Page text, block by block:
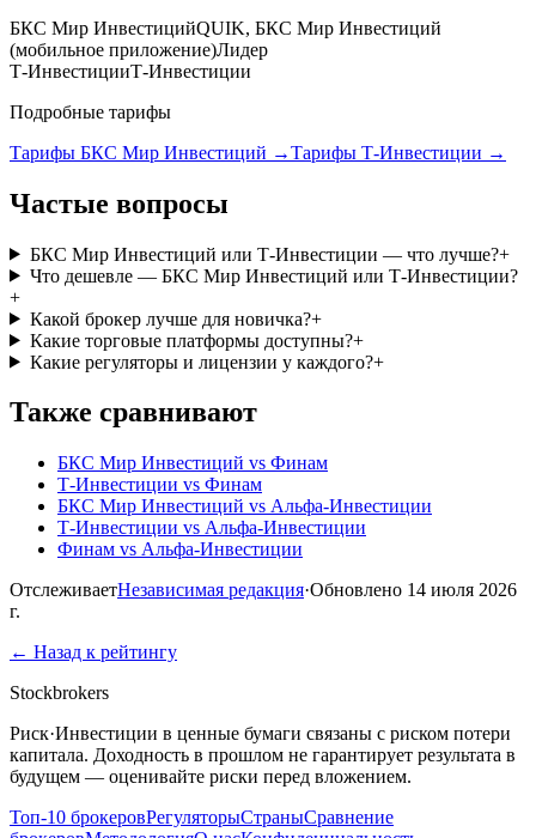
БКС Мир ИнвестицийQUIK, БКС Мир Инвестиций
(мобильное приложение)Лидер
Т-ИнвестицииТ-Инвестиции
Подробные тарифы
Тарифы БКС Мир Инвестиций →Тарифы Т-Инвестиции →
Частые вопросы
БКС Мир Инвестиций или Т-Инвестиции — что лучше?+
Что дешевле — БКС Мир Инвестиций или Т-Инвестиции?
+
Какой брокер лучше для новичка?+
Какие торговые платформы доступны?+
Какие регуляторы и лицензии у каждого?+
Также сравнивают
БКС Мир Инвестиций vs Финам
Т-Инвестиции vs Финам
БКС Мир Инвестиций vs Альфа-Инвестиции
Т-Инвестиции vs Альфа-Инвестиции
Финам vs Альфа-Инвестиции
ОтслеживаетНезависимая редакция·Обновлено 14 июля 2026
г.
← Назад к рейтингу
Stockbrokers
Риск·Инвестиции в ценные бумаги связаны с риском потери
капитала. Доходность в прошлом не гарантирует результата в
будущем — оценивайте риски перед вложением.
Топ-10 брокеровРегуляторыСтраныСравнение